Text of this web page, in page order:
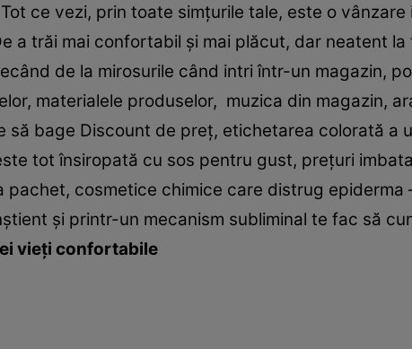
ce vezi, prin toate simţurile tale, este o
a trăi mai confortabil şi mai plăcut, dar neatent
de la mirosurile când intri într-un magazin,
materialele produselor, muzica din magazin,
să bage Discount de preţ, etichetarea colorată a
tot însiropată cu sos pentru gust, preţuri
pachet, cosmetice chimice care distrug epiderma
şi printr-un mecanism subliminal te fac să
vieţi confortabile